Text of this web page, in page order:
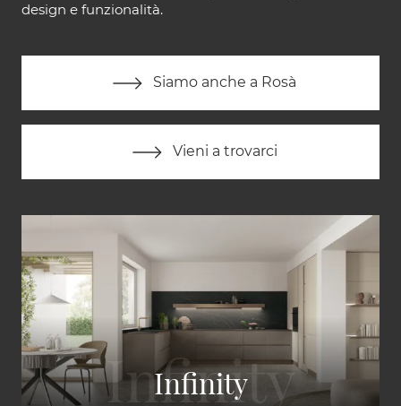
Infinity
design e funzionalità.
Siamo anche a Rosà
Vieni a trovarci